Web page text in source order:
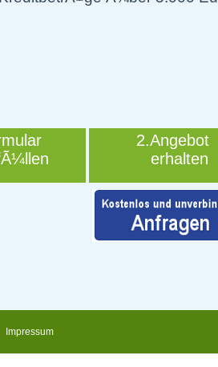
2.Angebot
erhalten
Impressum